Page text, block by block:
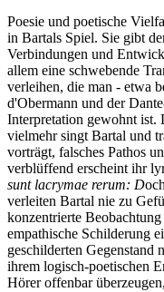
Poesie und poetische
in Bartals Spiel. Sie gibt
Verbindungen und
allem eine schwebende
verleihen, die man - etwa
d'Obermann und der
Interpretation gewohnt ist.
vielmehr singt Bartal und
vorträgt, falsches Pathos
verblüffend erscheint ihr
sunt lacrymae rerum: D
verleiten Bartal nie zu
konzentrierte
empathische Schilderung
geschilderten
ihrem logisch-poetischen
Hörer offenbar